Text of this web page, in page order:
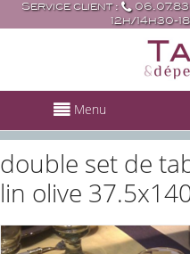
Service client :
12h/14h30-
Menu
double set de
lin olive